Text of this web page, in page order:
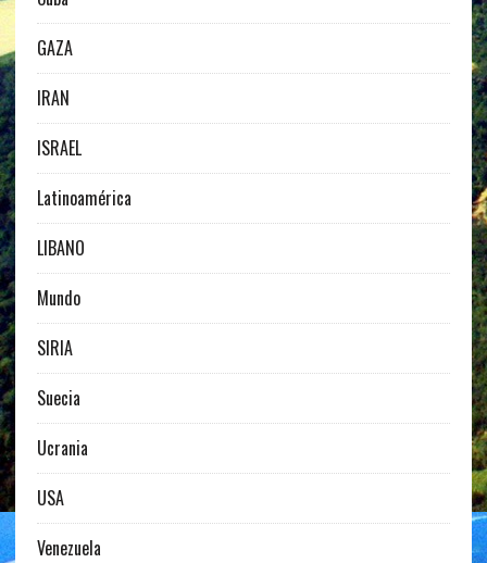
GAZA
IRAN
ISRAEL
Latinoamérica
LIBANO
Mundo
SIRIA
Suecia
Ucrania
USA
Venezuela